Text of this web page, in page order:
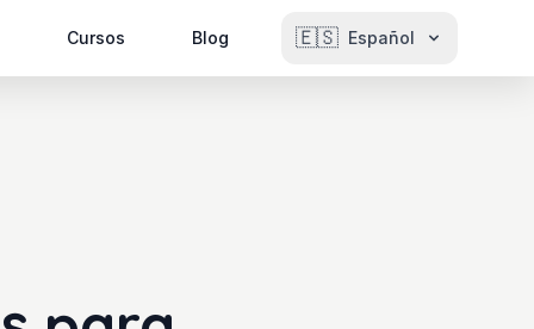
Cursos Blog 🇪🇸 Español